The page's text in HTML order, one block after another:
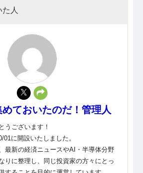
人
ておいたのだ！管理人
うございます！
01に開設いたしました。
最新の経済ニュースやAI・半導体分野
りに整理し、同じ投資家の方々にとっ